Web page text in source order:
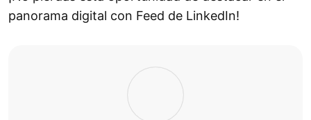
panorama digital con Feed de LinkedIn!